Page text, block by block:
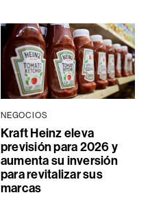
NEGOCIOS
Kraft Heinz eleva
previsión para 2026 y
aumenta su inversión
para revitalizar sus
marcas